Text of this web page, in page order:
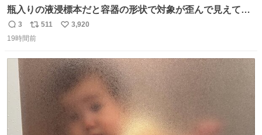
瓶入りの液浸標本だと容器の形状で対象が歪んで見えてし
まうことから、なるべく歪みがない状態で観察しやすいよ
うにこのような形で保存していると前に科博の先生から教
返
信
3
リ
ポ
ト
数
511
い
数
3,920
19時間前